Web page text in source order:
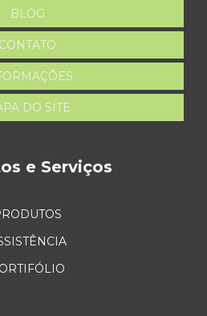
BLOG
CONTATO
DO SITE
e Serviços